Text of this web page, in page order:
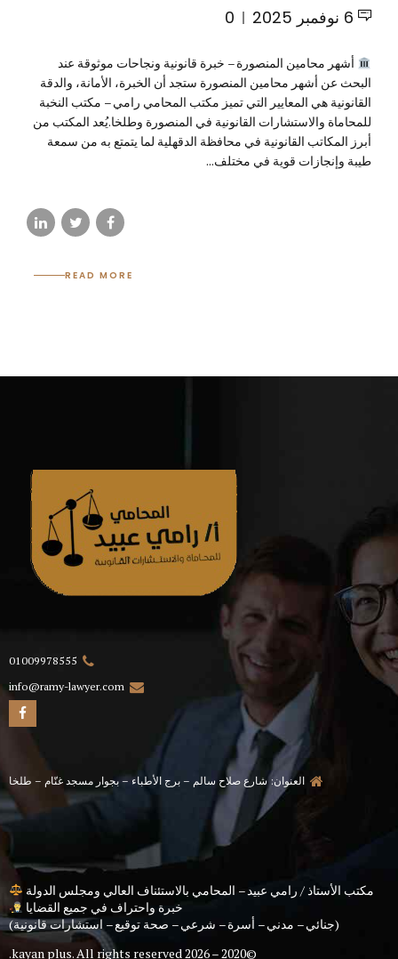
6 نوفمبر 2025 0
أشهر محامين المنصورة – خبرة قانونية ونجاحات موثوقة عند
البحث عن أشهر محامين المنصورة ستجد أن الخبرة، الأمانة، والدقة
القانونية هي المعايير التي تميز مكتب المحامي رامي – مكتب النخبة
للمحاماة والاستشارات القانونية في المنصورة وطلخا.يُعد المكتب من
أبرز المكاتب القانونية في محافظة الدقهلية لما يتمتع به من سمعة
طيبة وإنجازات قوية في مختلف...
READ MORE
01009978555
info@ramy-lawyer.com
العنوان: شارع صلاح سالم – برج الأطباء – بجوار مسجد غنّام – طلخا
مكتب الأستاذ / رامي عبيد – المحامي بالاستئناف العالي ومجلس الدولة
خبرة واحتراف في جميع القضايا
(جنائي – مدني – أسرة – شرعي – صحة توقيع – استشارات قانونية)
©2020 – 2026
kayan plus. All rights reserved.